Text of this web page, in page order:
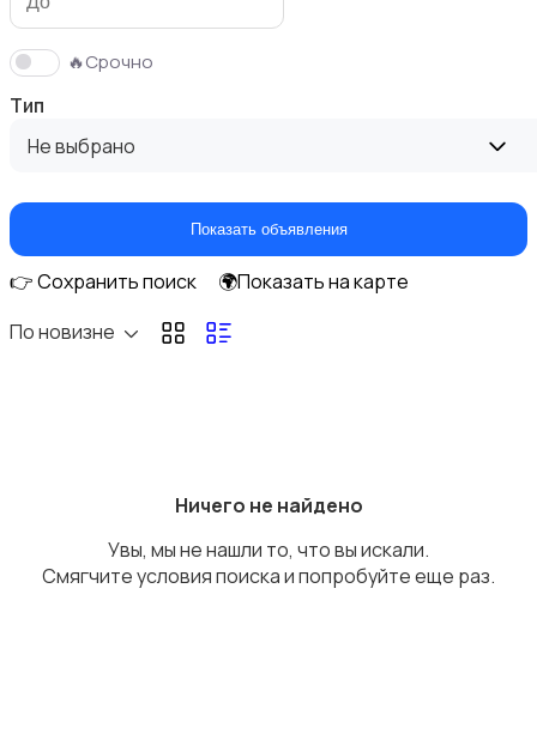
Бытовая химия
🔥Срочно
Тип
Не выбрано
Показать объявления
👉 Сохранить поиск
🌍Показать на карте
По новизне
Ничего не найдено
Увы, мы не нашли то, что вы искали.
Смягчите условия поиска и попробуйте еще раз.